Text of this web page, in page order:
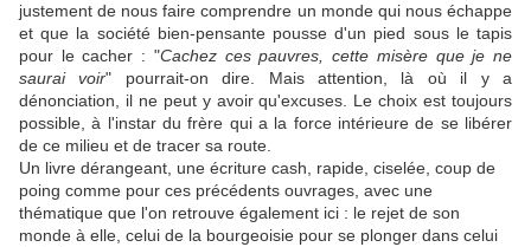
justement de nous faire comprendre un monde qui nous échappe
et que la société bien-pensante pousse d'un pied sous le tapis
pour le cacher : "Cachez ces pauvres,cette misère que je ne
saurai voir" pourrait-on dire. Mais attention, là où il y a
dénonciation, il ne peut y avoir qu'excuses. Le choix est toujours
possible, à l'instar du frère qui a la force intérieure de se libérer
de ce milieu et de tracer sa route.
Un livre dérangeant, une écriture cash, rapide, ciselée, coup de
poing comme pour ces précédents ouvrages, avec une
thématique que l'on retrouve également ici : le rejet de son
monde à elle, celui de la bourgeoisie pour se plonger dans celui